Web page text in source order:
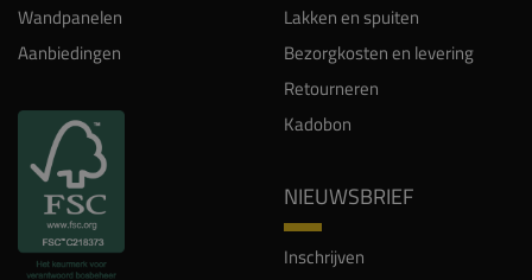
Wandpanelen
Aanbiedingen
Lakken en spuiten
Bezorgkosten en levering
Retourneren
Kadobon
NIEUWSBRIEF
Inschrijven